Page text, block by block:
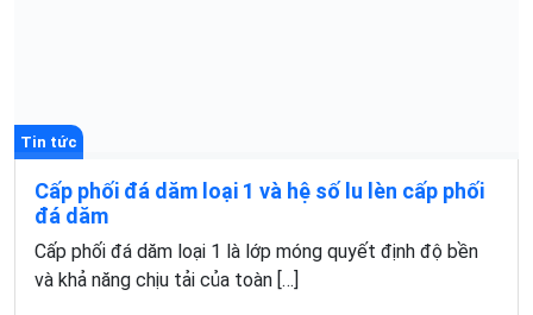
Tin tức
Cấp phối đá dăm loại 1 và hệ số lu lèn cấp phối
đá dăm
Cấp phối đá dăm loại 1 là lớp móng quyết định độ bền
và khả năng chịu tải của toàn […]